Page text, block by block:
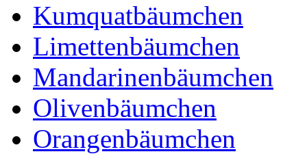
Kumquatbäumchen
Limettenbäumchen
Mandarinenbäumchen
Olivenbäumchen
Orangenbäumchen